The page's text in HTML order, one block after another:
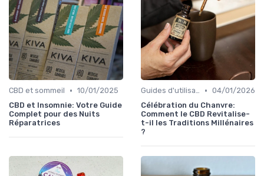
CBD et sommeil • 10/01/2025
CBD et Insomnie: Votre Guide
Complet pour des Nuits
Réparatrices
Guides d'utilisation • 04/01/2026
Célébration du Chanvre:
Comment le CBD Revitalise-
t-il les Traditions Millénaires
?